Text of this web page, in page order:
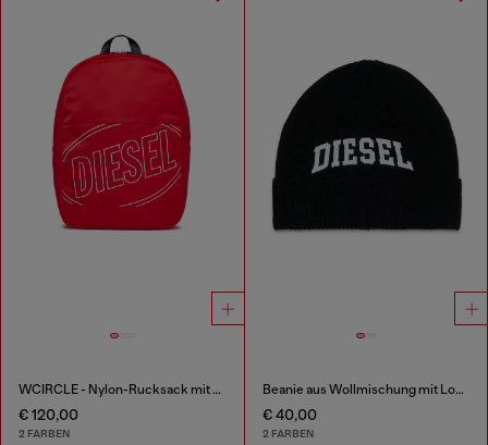
WCIRCLE - Nylon-Rucksack mit Logo-Print
€ 120,00
2 FARBEN
Beanie aus Wollmischung mit Logo
€ 40,00
2 FARBEN